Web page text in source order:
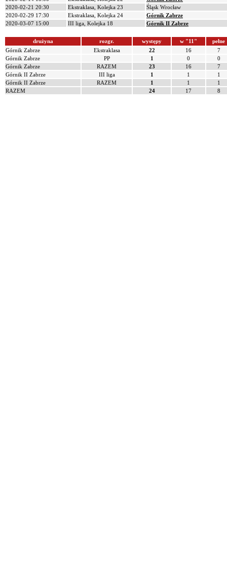
2020-02-21 20:30
Ekstraklasa, Kolejka 23
Śląsk Wrocław
2020-02-29 17:30
Ekstraklasa, Kolejka 24
Górnik Zabrze
2020-03-07 15:00
III liga, Kolejka 18 Górnik II Zabrze
drużyna rozgr. występy w "11"
pełne
Górnik Zabrze
Ekstraklasa 22 16
7
Górnik Zabrze
PP 1 0
0
Górnik Zabrze
RAZEM 23 16
7
Górnik II Zabrze
III liga 1 1
1
Górnik II Zabrze
RAZEM 1 1
1
RAZEM
24 17 8